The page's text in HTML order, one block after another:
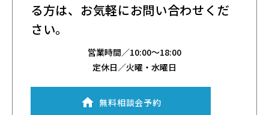
る方は、 お気軽にお問い合わせくだ
さい。
営業時間／10:00～18:00
定休日／火曜・水曜日
無料相談会予約